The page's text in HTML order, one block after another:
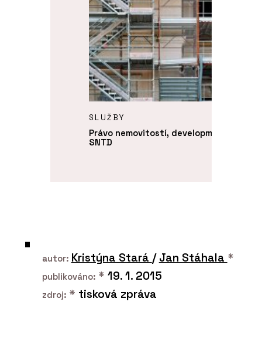
SLUŽBY
Právo nemovitostí, development a
SNTD
autor: Kristýna Stará / Jan Stáhala *
publikováno: * 19. 1. 2015
zdroj: * tisková zpráva